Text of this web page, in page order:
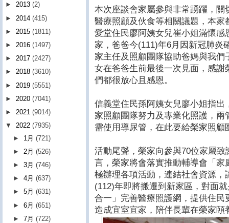
本次座談會家屬參與非常踴躍，
醫療照顧及伙食等相關議題，本
愛堂住民廖阿姨女兒崔小姐滿懷
家，爸爸今(111)年6月因新冠肺炎
家主任及照顧團隊協助爸媽與我
女在爸爸生前最後一次見面，感
們都很放心且感恩。
信義堂住民孫阿姨女兒廖小姐指
家照顧團隊努力及專業化照護，
需使用導尿管，在此要給榮家照顧
活動尾聲，榮家向參與70位家屬
言，榮家將會落實推動輔導會「
極辦理各項活動，連結社會資源
(112)年即將搬遷到新家區，對面
合一」完善醫療照護網，提供住
造成宜室宜家，陪伴長輩在榮家頤
► 2013 (2)
► 2014 (415)
► 2015 (1811)
► 2016 (1497)
► 2017 (2427)
► 2018 (3610)
► 2019 (5551)
► 2020 (7041)
► 2021 (9014)
▼ 2022 (7935)
► 1月(721)
► 2月(526)
►3月(746)
►4月(637)
►5月(631)
►6月(651)
►7月(722)